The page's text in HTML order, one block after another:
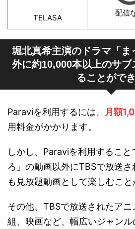
TELASA
配信
堀北真希主演のドラマ「ま
外に約10,000本以上のサ
ることがで
Paraviを利用するには、 月額
用料金がかかります。
しかし、Paraviを利用すること
ろ」の動画以外にTBSで放送
も見放題動画として楽しむこと
その他、TBSで放送されたア
組、映画など、幅広いジャン